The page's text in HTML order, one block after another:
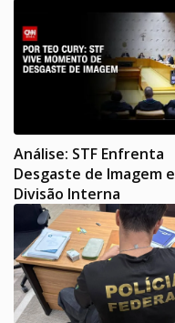
Análise: STF Enfrenta
Desgaste de Imagem e
Divisão Interna